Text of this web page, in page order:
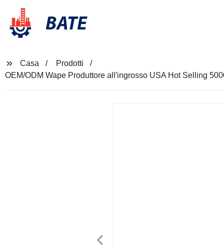
BATE
Casa
Prodotti
OEM/ODM Wape Produttore all′ingrosso USA Hot Selling